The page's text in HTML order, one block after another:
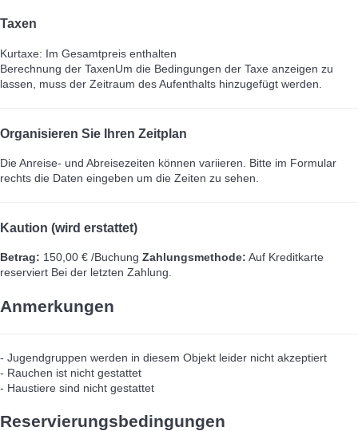
Taxen
Kurtaxe: Im Gesamtpreis enthalten
Berechnung der TaxenUm die Bedingungen der Taxe anzeigen zu
lassen, muss der Zeitraum des Aufenthalts hinzugefügt werden.
Organisieren Sie Ihren Zeitplan
Die Anreise- und Abreisezeiten können variieren. Bitte im Formular
rechts die Daten eingeben um die Zeiten zu sehen.
Kaution (wird erstattet)
Betrag: 150,00 € /Buchung Zahlungsmethode: Auf Kreditkarte
reserviert Bei der letzten Zahlung.
Anmerkungen
- Jugendgruppen werden in diesem Objekt leider nicht akzeptiert
- Rauchen ist nicht gestattet
- Haustiere sind nicht gestattet
Reservierungsbedingungen